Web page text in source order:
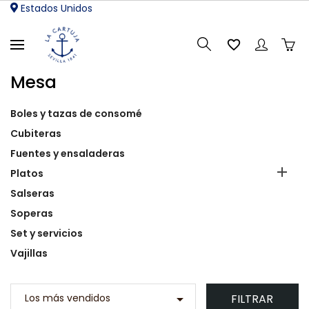
Estados Unidos

Mesa
Boles y tazas de consomé
Cubiteras
Fuentes y ensaladeras
Platos

Salseras
Soperas
Set y servicios
Vajillas
Los más vendidos  FILTRAR